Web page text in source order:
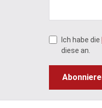
Ich habe die
diese an.